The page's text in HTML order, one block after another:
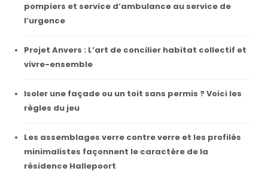
pompiers et service d’ambulance au service de
l’urgence
Projet Anvers : L’art de concilier habitat collectif et
vivre-ensemble
Isoler une façade ou un toit sans permis ? Voici les
règles du jeu
Les assemblages verre contre verre et les profilés
minimalistes façonnent le caractère de la
résidence Hallepoort